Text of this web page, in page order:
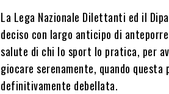
La Lega Nazionale Dilettanti ed il
deciso con largo anticipo di
salute di chi lo sport lo pratica, per
giocare serenamente, quando
definitivamente debellata.